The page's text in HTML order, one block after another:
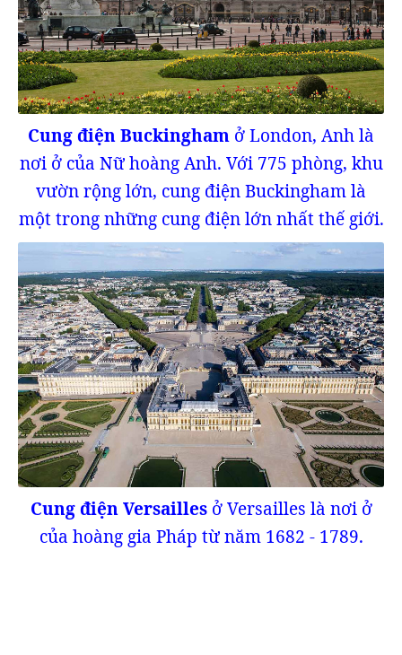
Cung điện Buckingham ở London, Anh là
nơi ở của Nữ hoàng Anh. Với 775 phòng, khu
vườn rộng lớn, cung điện Buckingham là
một trong những cung điện lớn nhất thế giới.
Cung điện Versaillesở Versailles là nơi ở
của hoàng gia Pháp từ năm 1682 - 1789.